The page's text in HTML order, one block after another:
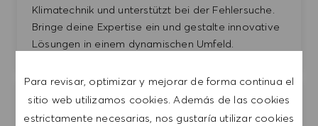
Para revisar, optimizar y mejorar de forma continua el
sitio web utilizamos cookies. Además de las cookies
estrictamente necesarias, nos gustaría utilizar cookies
Klimatechnik und unterstützt bei der Fehlersuche.
Bringe deine Expertise ein und gestalte innovative
Lösungen in einem dynamischen Umfeld.
Sous Chef (m/w/d) - À-la-carte-Restaurant &
Showküche